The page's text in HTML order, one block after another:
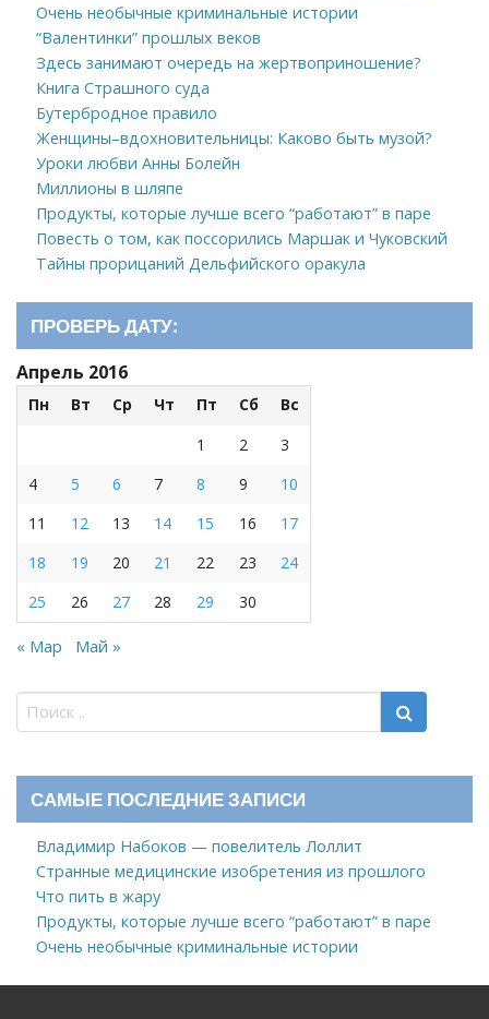
Очень необычные криминальные истории
“Валентинки” прошлых веков
Здесь занимают очередь на жертвоприношение?
Книга Страшного суда
Бутербродное правило
Женщины–вдохновительницы: Каково быть музой?
Уроки любви Анны Болейн
Миллионы в шляпе
Продукты, которые лучше всего “работают” в паре
Повесть о том, как поссорились Маршак и Чуковский
Тайны прорицаний Дельфийского оракула
ПРОВЕРЬ ДАТУ:
Апрель 2016
Пн Вт Ср Чт Пт Сб
Вс
1
2
3
4
5 6 7 8 9
10
11
12 13 14 15 16
17
18
19 20 21 22 23
24
25
26 27 28 29 30
« Мар Май »
САМЫЕ ПОСЛЕДНИЕ ЗАПИСИ
Владимир Набоков — повелитель Лоллит
Странные медицинские изобретения из прошлого
Что пить в жару
Продукты, которые лучше всего “работают” в паре
Очень необычные криминальные истории